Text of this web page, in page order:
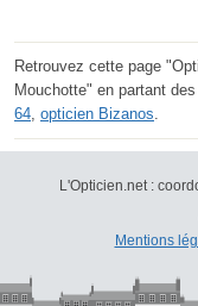
Retrouvez cette page
Mouchotte" en partant
64, opticien Bizanos.
L'Opticien.net :
Mentions